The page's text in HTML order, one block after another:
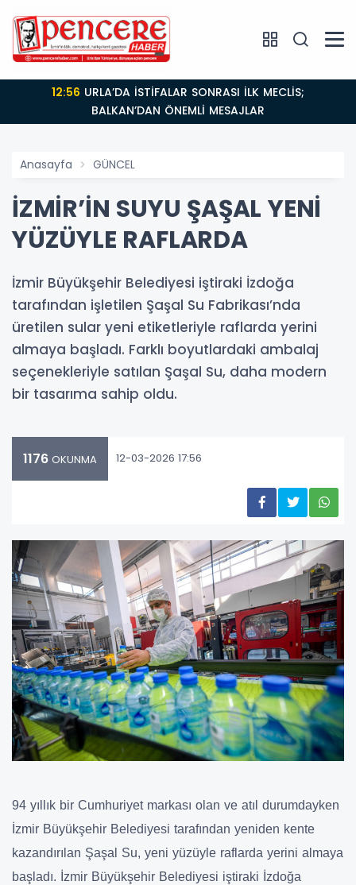
12:56
BALKAN’DAN ÖNEMLİ MESAJLAR
Anasayfa GÜNCEL
İZMİR’İN SUYU ŞAŞAL YENİ
YÜZÜYLE RAFLARDA
İzmir Büyükşehir Belediyesi iştiraki İzdoğa
tarafından işletilen Şaşal Su Fabrikası’nda
üretilen sular yeni etiketleriyle raflarda yerini
almaya başladı. Farklı boyutlardaki ambalaj
seçenekleriyle satılan Şaşal Su, daha modern
bir tasarıma sahip oldu.
1176 OKUNMA 12-03-2026 17:56
94 yıllık bir Cumhuriyet markası olan ve atıl durumdayken
İzmir Büyükşehir Belediyesi tarafından yeniden kente
kazandırılan Şaşal Su, yeni yüzüyle raflarda yerini almaya
başladı. İzmir Büyükşehir Belediyesi iştiraki İzdoğa